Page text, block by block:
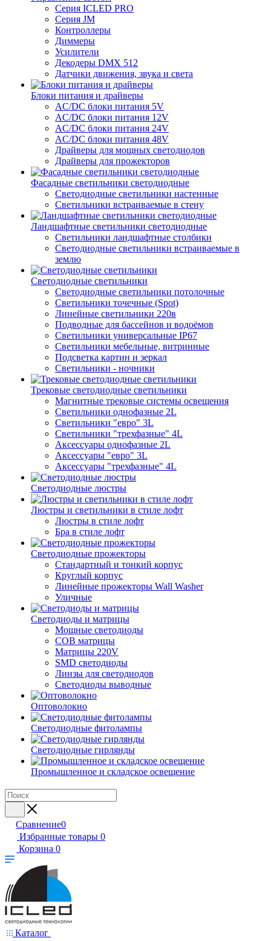
Серия ICLED PRO
Серия JM
Контроллеры
Диммеры
Усилители
Декодеры DMX 512
Датчики движения, звука и света
Блоки питания и драйверы
AC/DC блоки питания 5V
AC/DC блоки питания 12V
AC/DC блоки питания 24V
AC/DC блоки питания 48V
Драйверы для мощных светодиодов
Драйверы для прожекторов
Фасадные светильники светодиодные
Светодиодные светильники настенные
Светильники встраиваемые в стену
Ландшафтные светильники светодиодные
Светильники ландшафтные столбики
Светодиодные светильники встраиваемые в
землю
Светодиодные светильники
Светодиодные светильники потолочные
Светильники точечные (Spot)
Линейные светильники 220в
Подводные для бассейнов и водоёмов
Светильники универсальные IP67
Светильники мебельные, витринные
Подсветка картин и зеркал
Светильники - ночники
Трековые светодиодные светильники
Магнитные трековые системы освещения
Светильники однофазные 2L
Светильники "евро" 3L
Светильники "трехфазные" 4L
Аксессуары однофазные 2L
Аксессуары "евро" 3L
Аксессуары "трехфазные" 4L
Светодиодные люстры
Люстры и светильники в стиле лофт
Люстры в стиле лофт
Бра в стиле лофт
Светодиодные прожекторы
Стандартный и тонкий корпус
Круглый корпус
Линейные прожекторы Wall Washer
Уличные
Светодиоды и матрицы
Мощные светодиоды
COB матрицы
Матрицы 220V
SMD светодиоды
Линзы для светодиодов
Светодиоды выводные
Оптоволокно
Светодиодные фитолампы
Светодиодные гирлянды
Промышленное и складское освещение
Сравнение0
Избранные товары 0
Корзина 0
Каталог